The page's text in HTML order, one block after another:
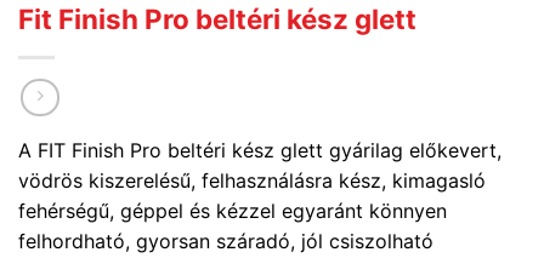
Fit Finish Pro beltéri kész glett
A FIT Finish Pro beltéri kész glett gyárilag előkevert,
vödrös kiszerelésű, felhasználásra kész, kimagasló
fehérségű, géppel és kézzel egyaránt könnyen
felhordható, gyorsan száradó, jól csiszolható